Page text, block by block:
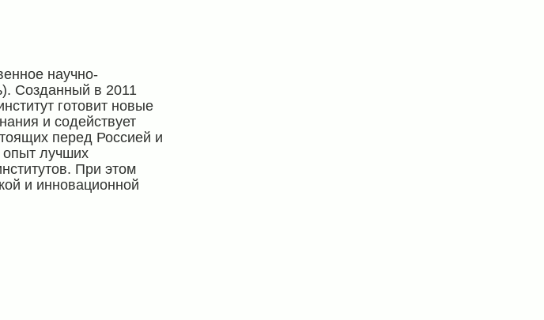
научно-
Созданный в 2011
готовит новые
и содействует
перед Россией и
опыт лучших
При этом
и инновационной